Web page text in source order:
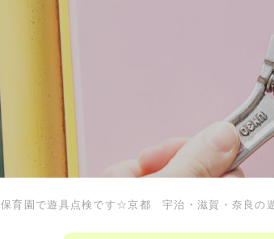
保育園で遊具点検です☆京都 宇治・滋賀・奈良の